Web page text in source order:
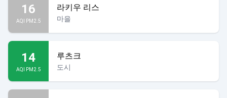
16
AQI PM2.5
라키우 리스
마을
14
AQI PM2.5
루츠크
도시